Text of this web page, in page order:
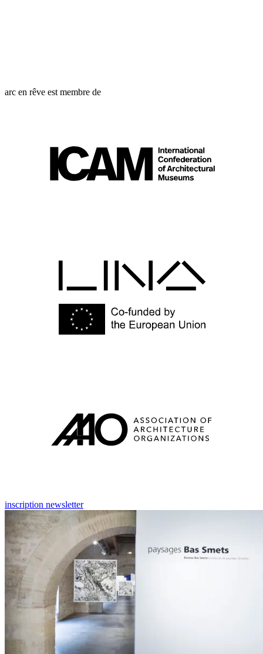
arc en rêve est membre de
inscription newsletter